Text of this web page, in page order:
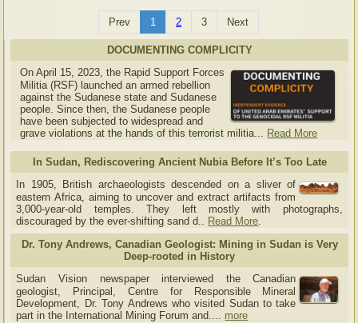
Prev 1 2 3 Next
DOCUMENTING COMPLICITY
On April 15, 2023, the Rapid Support Forces
Militia (RSF) launched an armed rebellion
against the Sudanese state and Sudanese
people. Since then, the Sudanese people
have been subjected to widespread and
grave violations at the hands of this terrorist militia... Read More
In Sudan, Rediscovering Ancient Nubia Before It’s Too Late
In 1905, British archaeologists descended on a sliver of
eastern Africa, aiming to uncover and extract artifacts from
3,000-year-old temples. They left mostly with photographs,
discouraged by the ever-shifting sand d.. Read More.
Dr. Tony Andrews, Canadian Geologist: Mining in Sudan is Very
Deep-rooted in History
Sudan Vision newspaper interviewed the Canadian
geologist, Principal, Centre for Responsible Mineral
Development, Dr. Tony Andrews who visited Sudan to take
part in the International Mining Forum and.... more